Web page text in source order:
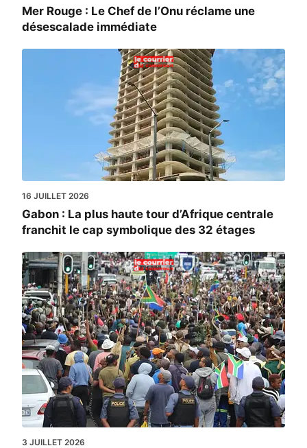
Mer Rouge : Le Chef de l’Onu réclame une
désescalade immédiate
16 JUILLET 2026
Gabon : La plus haute tour d’Afrique centrale
franchit le cap symbolique des 32 étages
3 JUILLET 2026